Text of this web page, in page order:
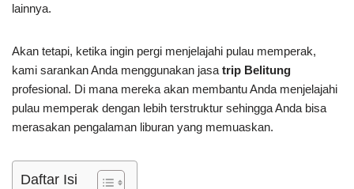
lainnya.
Akan tetapi, ketika ingin pergi menjelajahi pulau memperak,
kami sarankan Anda menggunakan jasa trip Belitung
profesional. Di mana mereka akan membantu Anda menjelajahi
pulau memperak dengan lebih terstruktur sehingga Anda bisa
merasakan pengalaman liburan yang memuaskan.
Daftar Isi